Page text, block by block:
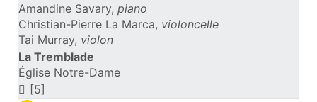
Amandine Savary, piano
Christian-Pierre La Marca, violoncelle
Tai Murray, violon
La Tremblade
Église Notre-Dame
[5]